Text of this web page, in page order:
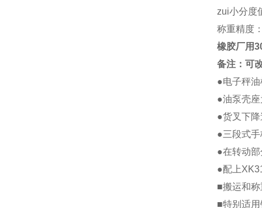
zui小分度
称重精度
橡胶厂用
备注：可
●电子秤
●油泵壳
●货叉下
●三段式
●在转动
●配上
■搬运和
■特别适